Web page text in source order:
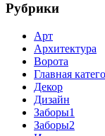
Рубрики
Арт
Архитектура
Ворота
Главная
Декор
Дизайн
Заборы1
Заборы2